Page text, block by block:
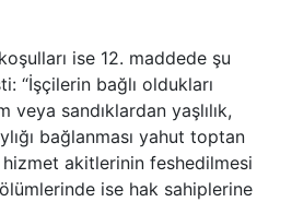
ise 12. maddede şu
“İşçilerin bağlı oldukları
veya sandıklardan yaşlılık,
bağlanması yahut toptan
akitlerinin feshedilmesi
ise hak sahiplerine